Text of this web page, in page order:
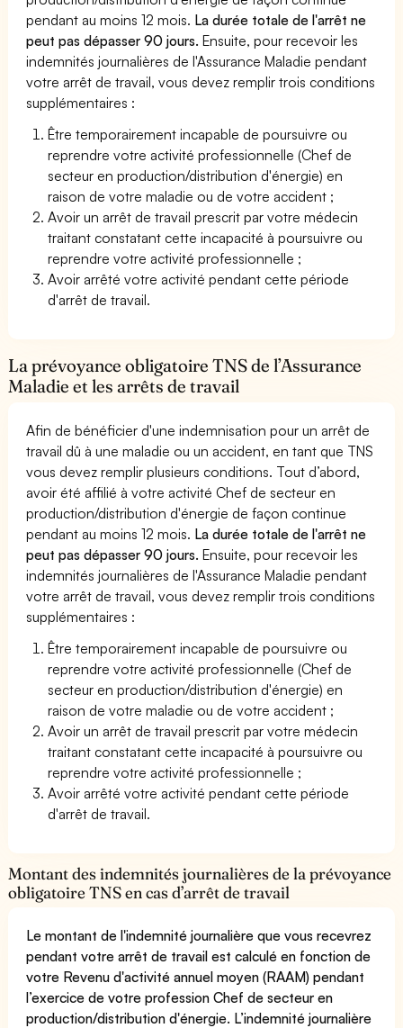
pendant au moins 12 mois. La durée totale de l'arrêt ne
peut pas dépasser 90 jours. Ensuite, pour recevoir les
indemnités journalières de l'Assurance Maladie pendant
votre arrêt de travail, vous devez remplir trois conditions
supplémentaires :
Être temporairement incapable de poursuivre ou
reprendre votre activité professionnelle (Chef de
secteur en production/distribution d'énergie) en
raison de votre maladie ou de votre accident ;
Avoir un arrêt de travail prescrit par votre médecin
traitant constatant cette incapacité à poursuivre ou
reprendre votre activité professionnelle ;
Avoir arrêté votre activité pendant cette période
d'arrêt de travail.
La prévoyance obligatoire TNS de l’Assurance
Maladie et les arrêts de travail
Afin de bénéficier d'une indemnisation pour un arrêt de
travail dû à une maladie ou un accident, en tant que TNS
vous devez remplir plusieurs conditions. Tout d’abord,
avoir été affilié à votre activité Chef de secteur en
production/distribution d'énergie de façon continue
pendant au moins 12 mois. La durée totale de l'arrêt ne
peut pas dépasser 90 jours. Ensuite, pour recevoir les
indemnités journalières de l'Assurance Maladie pendant
votre arrêt de travail, vous devez remplir trois conditions
supplémentaires :
Être temporairement incapable de poursuivre ou
reprendre votre activité professionnelle (Chef de
secteur en production/distribution d'énergie) en
raison de votre maladie ou de votre accident ;
Avoir un arrêt de travail prescrit par votre médecin
traitant constatant cette incapacité à poursuivre ou
reprendre votre activité professionnelle ;
Avoir arrêté votre activité pendant cette période
d'arrêt de travail.
Montant des indemnités journalières de la prévoyance
obligatoire TNS en cas d’arrêt de travail
Le montant de l'indemnité journalière que vous recevrez
pendant votre arrêt de travail est calculé en fonction de
votre Revenu d'activité annuel moyen (RAAM) pendant
l’exercice de votre profession Chef de secteur en
production/distribution d'énergie. L’indemnité journalière